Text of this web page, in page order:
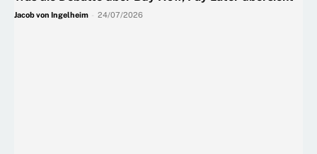
Jacob von Ingelheim 24/07/2026